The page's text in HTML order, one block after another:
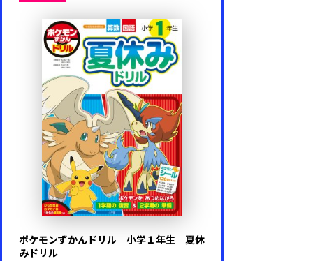
ポケモンずかんドリル 小学１年生 夏休
みドリル